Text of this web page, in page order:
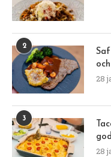
2
28
3
28